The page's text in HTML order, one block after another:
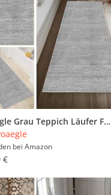
Poaegle Grau Teppich Läufer Flur Abstrakt Lang rutschfest Waschbar Vintage Kücheläufer Teppich Läufer 90x150cm Dauerhaft Läuferteppich Flurläufer Korridor Meterware
bei Amazon
€